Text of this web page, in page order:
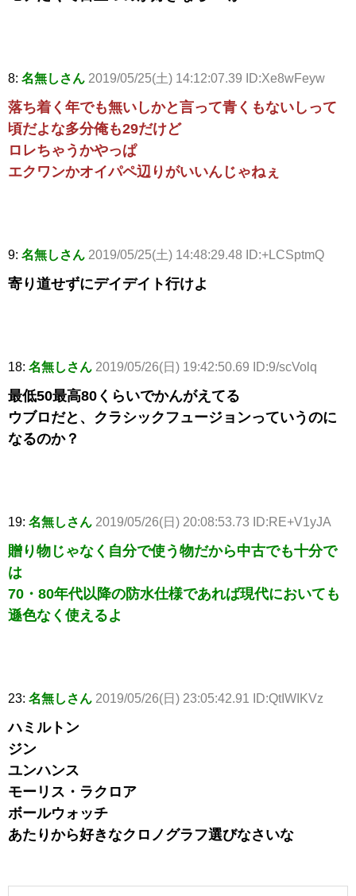
8: 名無しさん 2019/05/25(土) 14:12:07.39 ID:Xe8wFeyw
落ち着く年でも無いしかと言って青くもないしって
頃だよな多分俺も29だけど
ロレちゃうかやっぱ
エクワンかオイパペ辺りがいいんじゃねぇ
9: 名無しさん 2019/05/25(土) 14:48:29.48 ID:+LCSptmQ
寄り道せずにデイデイト行けよ
18: 名無しさん 2019/05/26(日) 19:42:50.69 ID:9/scVolq
最低50最高80くらいでかんがえてる
ウブロだと、クラシックフュージョンっていうのに
なるのか？
19: 名無しさん 2019/05/26(日) 20:08:53.73 ID:RE+V1yJA
贈り物じゃなく自分で使う物だから中古でも十分で
は
70・80年代以降の防水仕様であれば現代においても
遜色なく使えるよ
23: 名無しさん 2019/05/26(日) 23:05:42.91 ID:QtIWIKVz
ハミルトン
ジン
ユンハンス
モーリス・ラクロア
ボールウォッチ
あたりから好きなクロノグラフ選びなさいな